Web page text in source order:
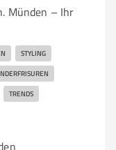
Münden – Ihr
STYLING
TRENDS